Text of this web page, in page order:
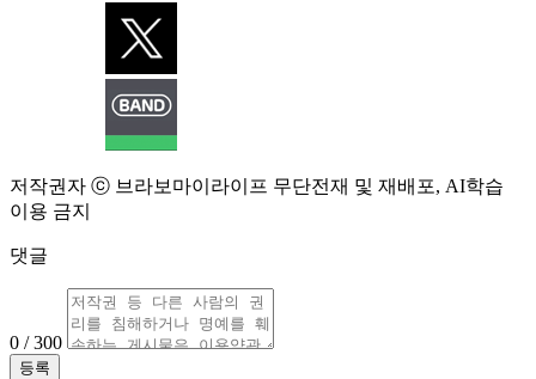
저작권자 ⓒ 브라보마이라이프 무단전재 및 재배포, AI학습
이용 금지
댓글
0 / 300